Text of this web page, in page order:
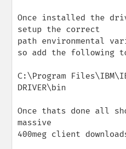
Once installed the
setup the correct
path environmental
so add the following
C:\Program
DRIVER\bin
Once thats done all
massive
400meg client